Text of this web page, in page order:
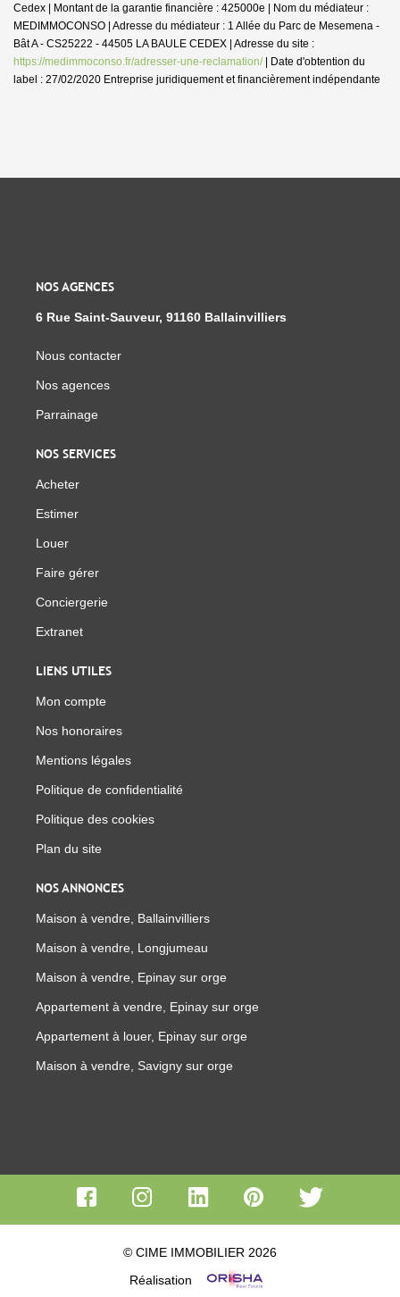
Cedex | Montant de la garantie financière : 425000e | Nom du médiateur :
MEDIMMOCONSO | Adresse du médiateur : 1 Allée du Parc de Mesemena -
Bât A - CS25222 - 44505 LA BAULE CEDEX | Adresse du site :
https://medimmoconso.fr/adresser-une-reclamation/| Date d'obtention du
label : 27/02/2020 Entreprise juridiquement et financièrement indépendante
NOS AGENCES
6 Rue Saint-Sauveur, 91160 Ballainvilliers
Nous contacter
Nos agences
Parrainage
NOS SERVICES
Acheter
Estimer
Louer
Faire gérer
Conciergerie
Extranet
LIENS UTILES
Mon compte
Nos honoraires
Mentions légales
Politique de confidentialité
Politique des cookies
Plan du site
NOS ANNONCES
Maison à vendre, Ballainvilliers
Maison à vendre, Longjumeau
Maison à vendre, Epinay sur orge
Appartement à vendre, Epinay sur orge
Appartement à louer, Epinay sur orge
Maison à vendre, Savigny sur orge
© CIME IMMOBILIER 2026
Réalisation